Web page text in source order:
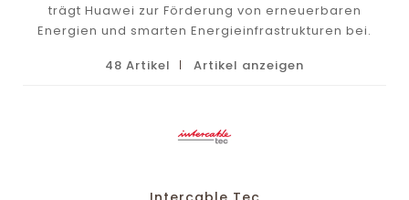
trägt Huawei zur Förderung von erneuerbaren
Energien und smarten Energieinfrastrukturen bei.
48 Artikel
Artikel anzeigen